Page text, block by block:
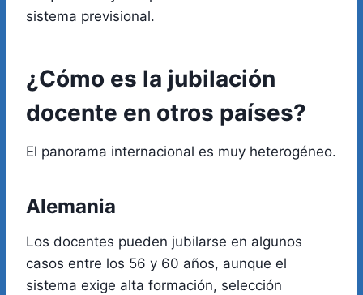
sistema previsional.
¿Cómo es la jubilación
docente en otros países?
El panorama internacional es muy heterogéneo.
Alemania
Los docentes pueden jubilarse en algunos
casos entre los 56 y 60 años, aunque el
sistema exige alta formación, selección